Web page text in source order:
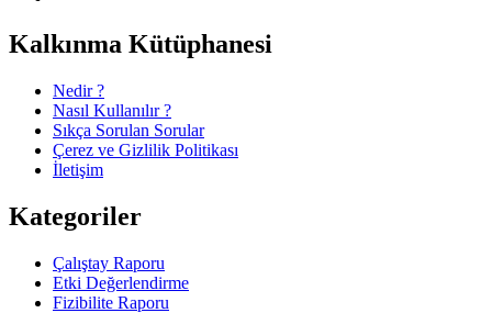
Kalkınma Kütüphanesi
Nedir ?
Nasıl Kullanılır ?
Sıkça Sorulan Sorular
Çerez ve Gizlilik Politikası
İletişim
Kategoriler
Çalıştay Raporu
Etki Değerlendirme
Fizibilite Raporu